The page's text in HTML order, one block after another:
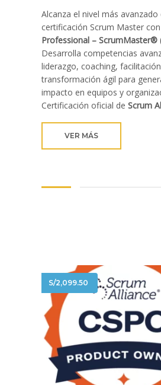
Alcanza el nivel más
certificación Scrum Master con
Professional – ScrumMaster®
Desarrolla competencias
liderazgo, coaching,
transformación ágil para
impacto en equipos y
Certificación oficial de Scrum
VER MÁS
S/2,099.50